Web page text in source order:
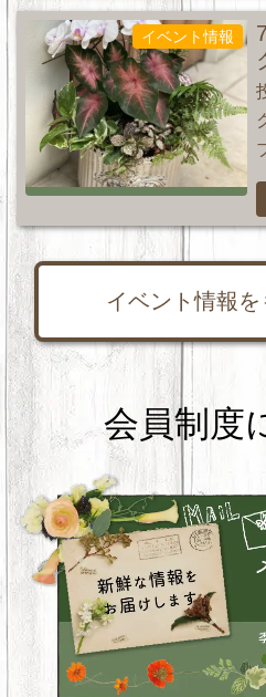
イベント情報
イベント情報
会員制度